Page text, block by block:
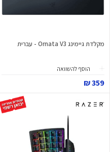
מקלדת גיימינג Ornata V3 - עברית
הוסף להשוואה
359 ₪